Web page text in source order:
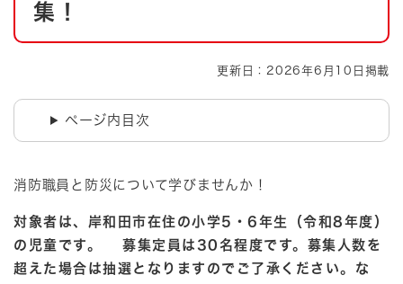
やさしい日本語
集！
更新日：2026年6月10日掲載
ページ内目次
消防職員と防災について学びませんか！
対象者は、岸和田市在住の小学5・6年生（令和8年度）
の児童です。 募集定員は30名程度です。募集人数を
超えた場合は抽選となりますのでご了承ください。な